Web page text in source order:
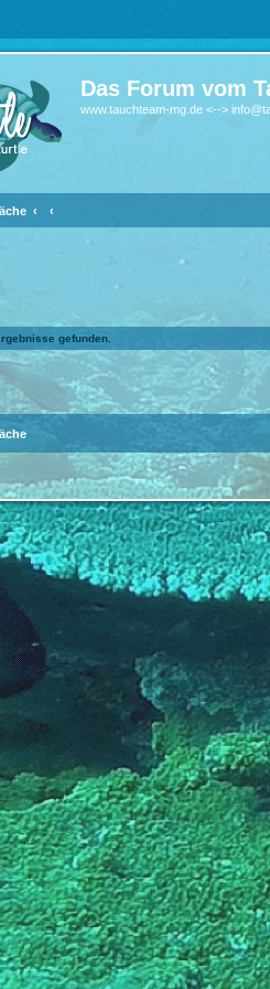
Das Forum vom
www.tauchteam-mg.de <-->
gefunden.